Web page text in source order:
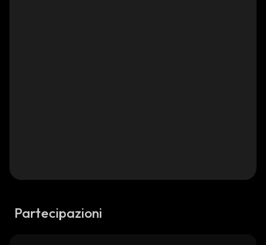
Partecipazioni